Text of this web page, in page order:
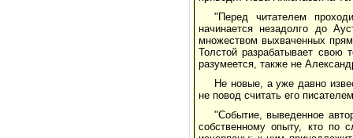
"Перед читателем
начинается незадолго до
множеством выхваченных
Толстой разрабатывает свою
разумеется, также не
Не новые, а уже давно
не повод считать его
"Событие, выведенное
собственному опыту, кто по